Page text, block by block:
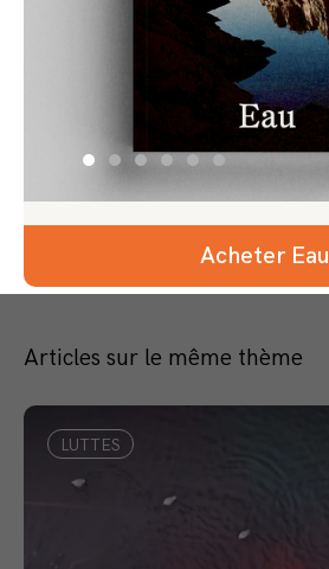
Acheter Eau
Articles sur le même thème
LUTTES